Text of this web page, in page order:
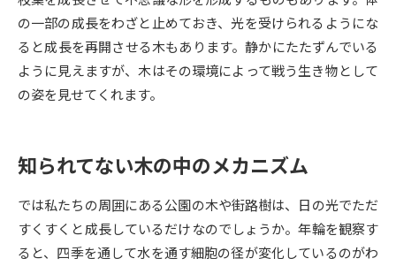
大学で学べる内容や特徴を調べる
新増設大学・学部・学科特集
国際・グローバルに強い大学特
データサイエンス特集
（高3生用）
（高2生用）
SELFBRAND特集ページ
の一部の成長をわざと止めておき、光を受けられるようにな
ると成長を再開させる木もあります。静かにたたずんでいる
ように見えますが、木はその環境によって戦う生き物として
の姿を見せてくれます。
知られてない木の中のメカニズム
では私たちの周囲にある公園の木や街路樹は、日の光でただ
すくすくと成長しているだけなのでしょうか。年輪を観察す
ると、四季を通して水を通す細胞の径が変化しているのがわ